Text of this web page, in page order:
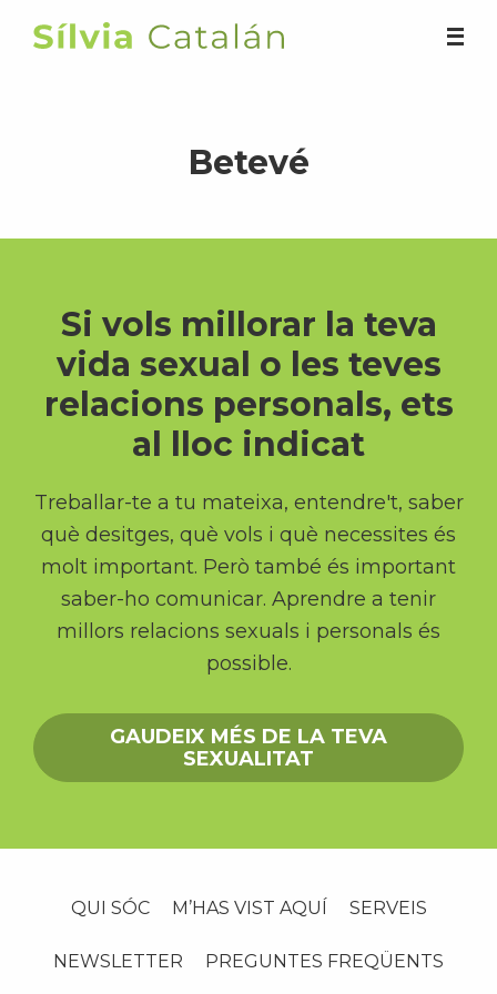
Betevé
Si vols millorar la teva
vida sexual o les teves
relacions personals, ets
al lloc indicat
Treballar-te a tu mateixa, entendre't, saber
què desitges, què vols i què necessites és
molt important. Però també és important
saber-ho comunicar. Aprendre a tenir
millors relacions sexuals i personals és
possible.
GAUDEIX MÉS DE LA TEVA
SEXUALITAT
QUI SÓC M’HAS VIST AQUÍ SERVEIS
NEWSLETTER PREGUNTES FREQÜENTS